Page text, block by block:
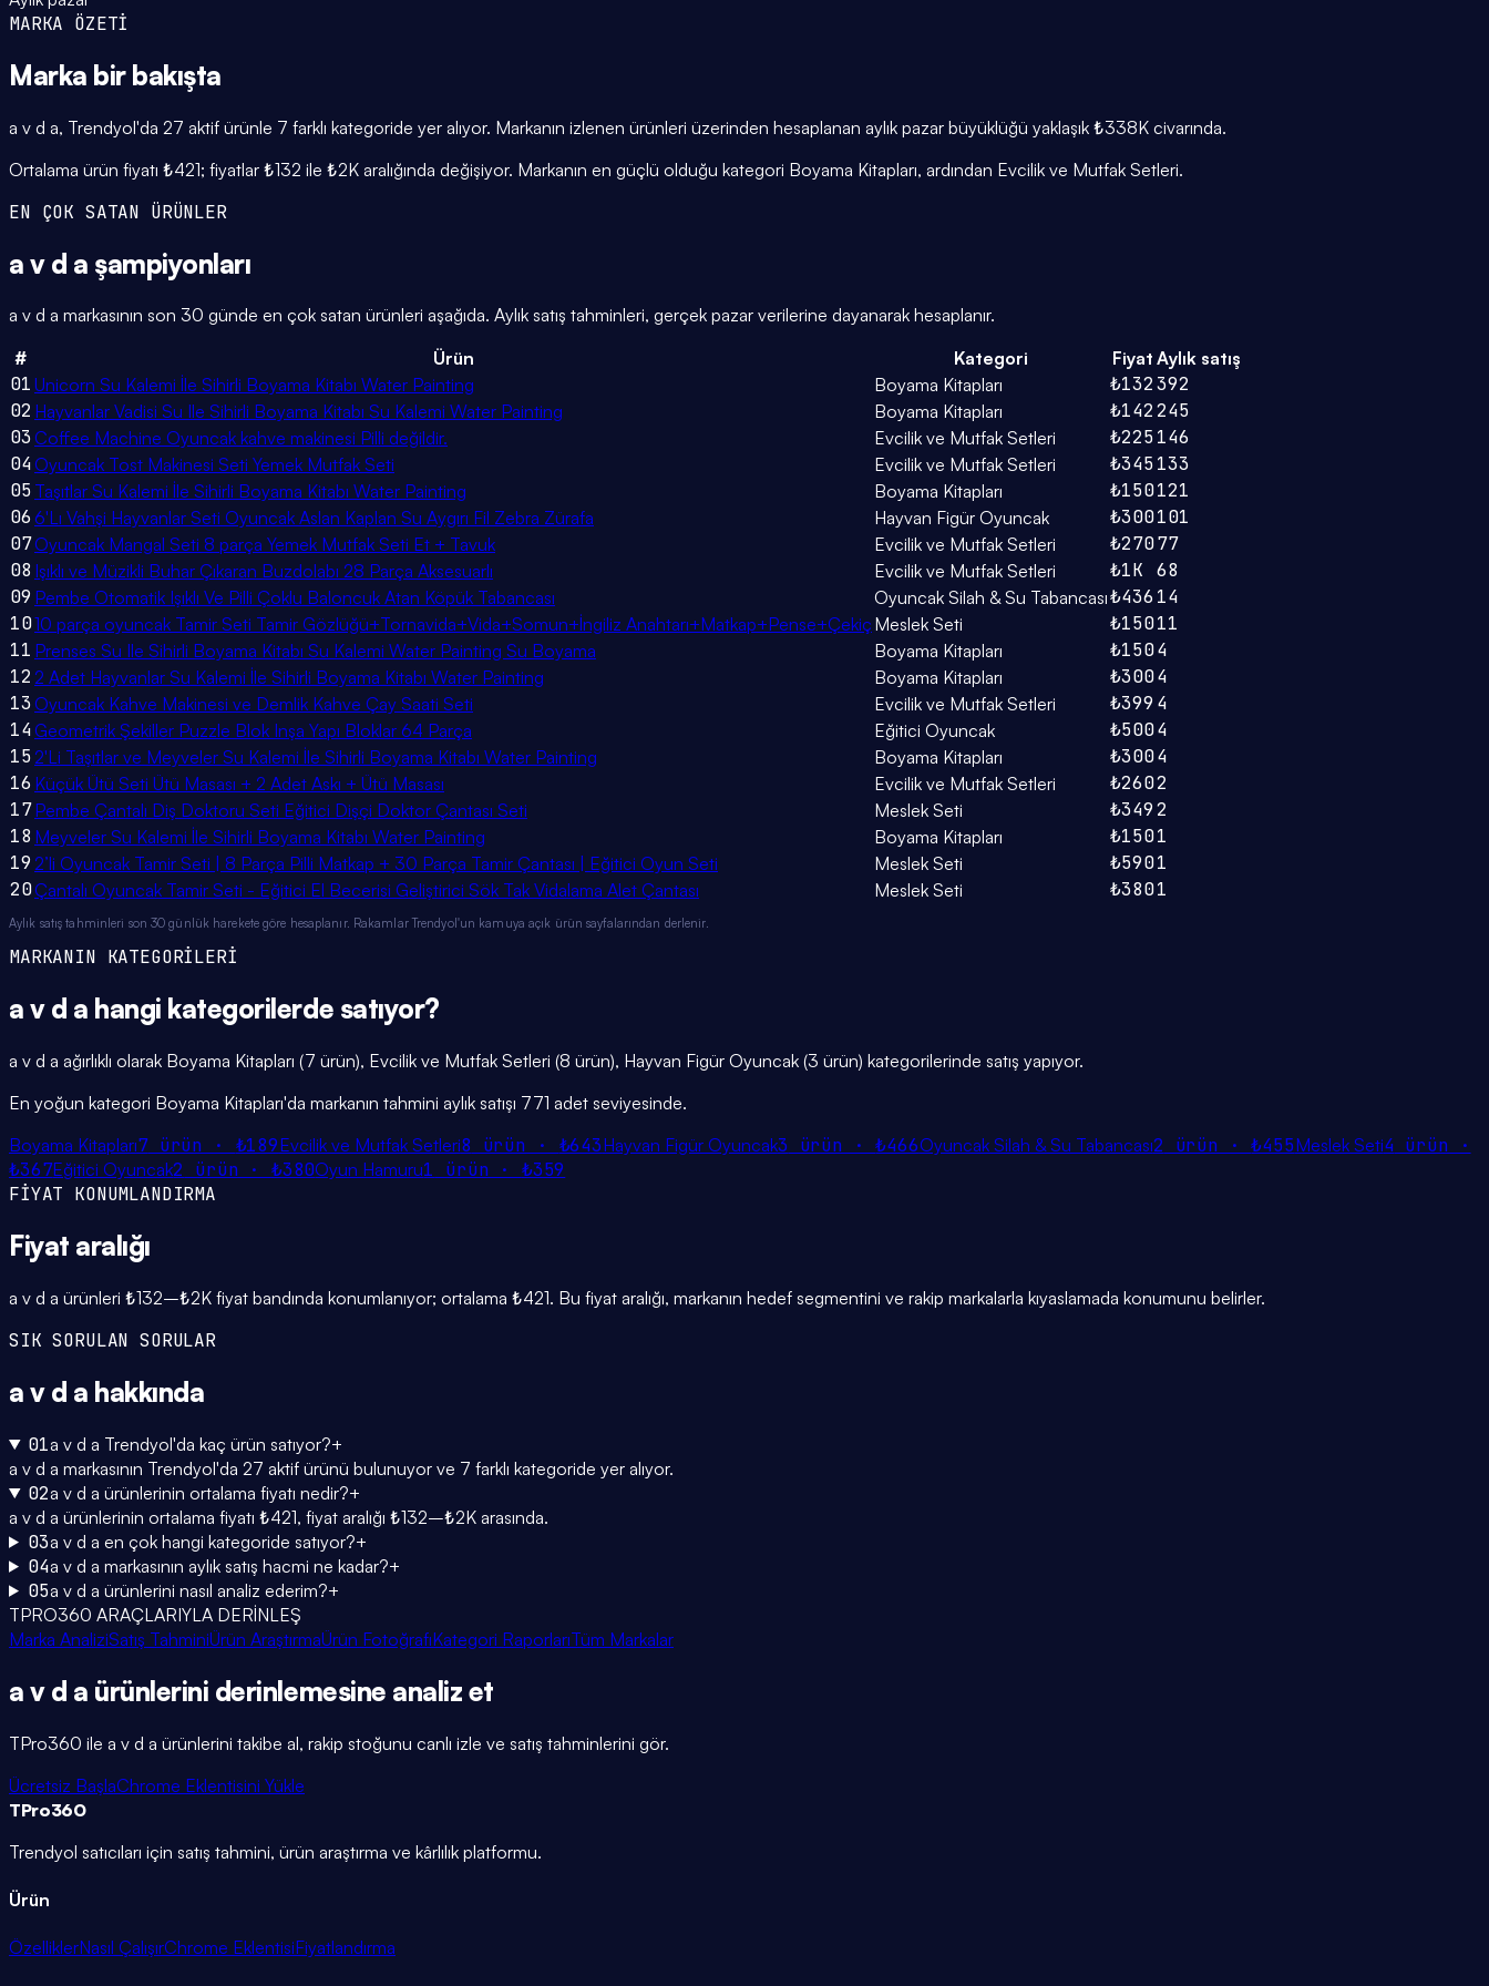
MARKA ÖZETİ
Marka bir bakışta
a v d a, Trendyol'da 27 aktif ürünle 7 farklı kategoride yer alıyor. Markanın izlenen ürünleri üzerinden hesaplanan aylık pazar büyüklüğü yaklaşık ₺338K civarında.
Ortalama ürün fiyatı ₺421; fiyatlar ₺132 ile ₺2K aralığında değişiyor. Markanın en güçlü olduğu kategori Boyama Kitapları, ardından Evcilik ve Mutfak Setleri.
EN ÇOK SATAN ÜRÜNLER
a v d a şampiyonları
a v d a markasının son 30 günde en çok satan ürünleri aşağıda. Aylık satış tahminleri, gerçek pazar verilerine dayanarak hesaplanır.
#
Ürün Kategori Fiyat Aylık satış
01 Unicorn Su Kalemi İle Sihirli Boyama Kitabı Water Painting Boyama Kitapları ₺132392
02 Hayvanlar Vadisi Su Ile Sihirli Boyama Kitabı Su Kalemi Water Painting Boyama Kitapları ₺142245
03 Coffee Machine Oyuncak kahve makinesi Pilli değildir. Evcilik ve Mutfak Setleri ₺225146
04 Oyuncak Tost Makinesi Seti Yemek Mutfak Seti Evcilik ve Mutfak Setleri ₺345133
05 Taşıtlar Su Kalemi İle Sihirli Boyama Kitabı Water Painting Boyama Kitapları ₺150121
06 6'Lı Vahşi Hayvanlar Seti Oyuncak Aslan Kaplan Su Aygırı Fil Zebra Zürafa Hayvan Figür Oyuncak ₺300101
07Oyuncak Mangal Seti 8 parça Yemek Mutfak Seti Et + Tavuk Evcilik ve Mutfak Setleri ₺27077
08 Işıklı ve Müzikli Buhar Çıkaran Buzdolabı 28 Parça Aksesuarlı Evcilik ve Mutfak Setleri ₺1K
68
09 Pembe Otomatik Işıklı Ve Pilli Çoklu Baloncuk Atan Köpük Tabancası Oyuncak Silah & Su Tabancası₺436 14
1010 parça oyuncak Tamir Seti Tamir Gözlüğü+Tornavida+Vida+Somun+İngiliz Anahtarı+Matkap+Pense+Çekiç Meslek Seti ₺15011
11 Prenses Su Ile Sihirli Boyama Kitabı Su Kalemi Water Painting Su Boyama Boyama Kitapları ₺1504
12 2 Adet Hayvanlar Su Kalemi İle Sihirli Boyama Kitabı Water Painting Boyama Kitapları ₺3004
13 Oyuncak Kahve Makinesi ve Demlik Kahve Çay Saati Seti Evcilik ve Mutfak Setleri ₺399 4
14 Geometrik Şekiller Puzzle Blok Inşa Yapı Bloklar 64 Parça Eğitici Oyuncak ₺5004
152'Li Taşıtlar ve Meyveler Su Kalemi İle Sihirli Boyama Kitabı Water Painting Boyama Kitapları ₺3004
16 Küçük Ütü Seti Ütü Masası + 2 Adet Askı + Ütü Masası Evcilik ve Mutfak Setleri ₺2602
17Pembe Çantalı Diş Doktoru Seti Eğitici Dişçi Doktor Çantası Seti Meslek Seti ₺3492
18 Meyveler Su Kalemi İle Sihirli Boyama Kitabı Water Painting Boyama Kitapları ₺1501
19 2’li Oyuncak Tamir Seti | 8 Parça Pilli Matkap + 30 Parça Tamir Çantası | Eğitici Oyun Seti Meslek Seti ₺5901
20Çantalı Oyuncak Tamir Seti - Eğitici El Becerisi Geliştirici Sök Tak Vidalama Alet Çantası Meslek Seti ₺3801
Aylık satış tahminleri son 30 günlük harekete göre hesaplanır. Rakamlar Trendyol'un kamuya açık ürün sayfalarından derlenir.
MARKANIN KATEGORİLERİ
a v d a hangi kategorilerde satıyor?
a v d a ağırlıklı olarak Boyama Kitapları (7 ürün), Evcilik ve Mutfak Setleri (8 ürün), Hayvan Figür Oyuncak (3 ürün) kategorilerinde satış yapıyor.
En yoğun kategori Boyama Kitapları'da markanın tahmini aylık satışı 771 adet seviyesinde.
Boyama Kitapları7ürün · ₺189Evcilik ve Mutfak Setleri8 ürün · ₺643Hayvan Figür Oyuncak3 ürün ·₺466Oyuncak Silah & Su Tabancası2 ürün ·₺455Meslek Seti4 ürün ·
₺367Eğitici Oyuncak2 ürün · ₺380Oyun Hamuru1 ürün · ₺359
FİYAT KONUMLANDIRMA
Fiyat aralığı
a v d a ürünleri ₺132–₺2K fiyat bandında konumlanıyor; ortalama ₺421. Bu fiyat aralığı, markanın hedef segmentini ve rakip markalarla kıyaslamada konumunu belirler.
SIK SORULAN SORULAR
a v d a hakkında
01a v d a Trendyol'da kaç ürün satıyor?+
a v d a markasının Trendyol'da 27 aktif ürünü bulunuyor ve 7 farklı kategoride yer alıyor.
02a v d a ürünlerinin ortalama fiyatı nedir?+
a v d a ürünlerinin ortalama fiyatı ₺421, fiyat aralığı ₺132–₺2K arasında.
03a v d a en çok hangi kategoride satıyor?+
04a v d a markasının aylık satış hacmi ne kadar?+
05a v d a ürünlerini nasıl analiz ederim?+
TPRO360 ARAÇLARIYLA DERİNLEŞ
Marka AnaliziSatış TahminiÜrün AraştırmaÜrün FotoğrafıKategori RaporlarıTüm Markalar
a v d a ürünlerini derinlemesine analiz et
TPro360 ile a v d a ürünlerini takibe al, rakip stoğunu canlı izle ve satış tahminlerini gör.
Ücretsiz BaşlaChrome Eklentisini Yükle
TPro360
Trendyol satıcıları için satış tahmini, ürün araştırma ve kârlılık platformu.
Ürün
ÖzelliklerNasıl ÇalışırChrome EklentisiFiyatlandırma